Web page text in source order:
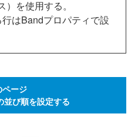
を使用する。
はBandプロパティで設
ページ
並び順を設定する